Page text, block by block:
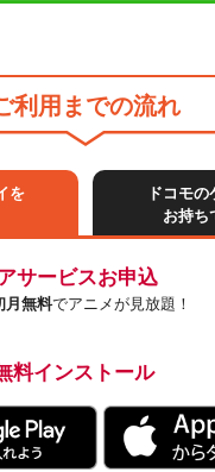
利用までの流れ
を
ドコモ
お持ち
サービスお申込
月無料でアニメが見放題！
料インストール